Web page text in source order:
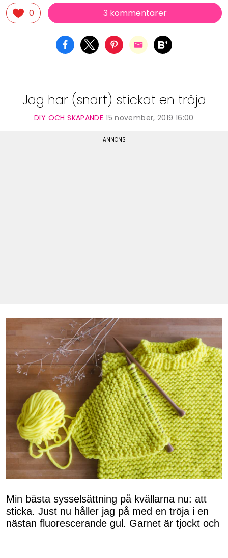
0 3 kommentarer
Jag har (snart) stickat en tröja
DIY OCH SKAPANDE 15 november, 2019 16:00
Min bästa sysselsättning på kvällarna nu: att
sticka. Just nu håller jag på med en tröja i en
nästan fluorescerande gul. Garnet är tjockt och